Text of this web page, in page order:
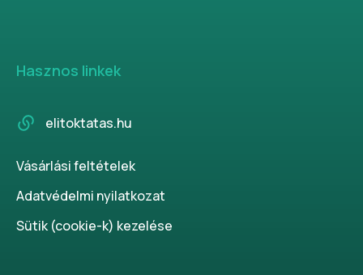
Hasznos linkek
elitoktatas.hu
Vásárlási feltételek
Adatvédelmi nyilatkozat
Sütik (cookie-k) kezelése